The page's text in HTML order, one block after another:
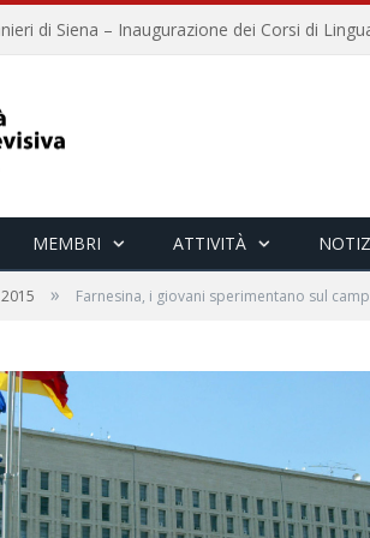
MEMBRI ATTIVITÀ
2015 » Farnesina, i giovani sperimentano sul